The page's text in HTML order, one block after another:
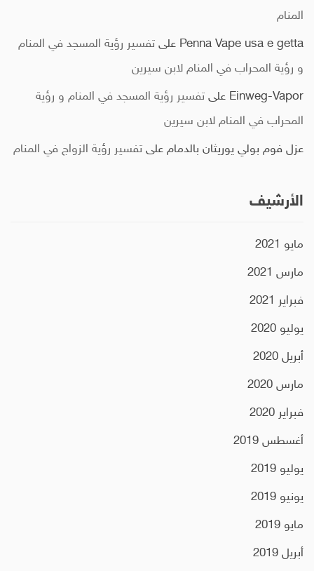
المنام
Penna Vape usa e getta على تفسير رؤية المسجد في المنام
و رؤية المحراب في المنام لابن سيرين
Einweg-Vapor على تفسير رؤية المسجد في المنام و رؤية
المحراب في المنام لابن سيرين
عزل فوم بولي يوريثان بالدمام على تفسير رؤية الزواج في المنام
الأرشيف
مايو 2021
مارس 2021
فبراير 2021
يوليو 2020
أبريل 2020
مارس 2020
فبراير 2020
أغسطس 2019
يوليو 2019
يونيو 2019
مايو 2019
أبريل 2019